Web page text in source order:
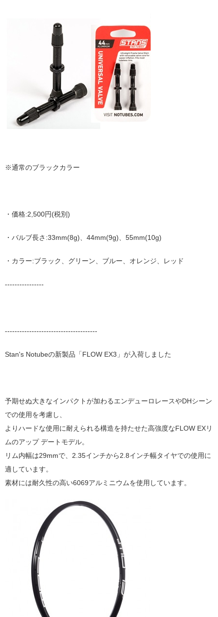
※通常のブラックカラー
・価格:2,500円(税別)
・バルブ長さ:33mm(8g)、44mm(9g)、55mm(10g)
・カラー:ブラック、グリーン、ブルー、オレンジ、レッド
----------------
--------------------------------------
Stan's Notubeの新製品「FLOW EX3」が入荷しました
予期せぬ大きなインパクトが加わるエンデューロレースやDHシーン
での使用を考慮し、
よりハードな使用に耐えられる構造を持たせた高強度なFLOW EXリ
ムのアップ デートモデル。
リム内幅は29mmで、2.35インチから2.8インチ幅タイヤでの使用に
適しています。
素材には耐久性の高い6069アルミニウムを使用しています。